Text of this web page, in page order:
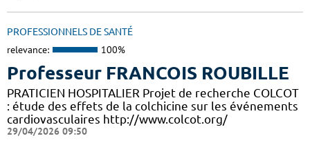
PROFESSIONNELS DE SANTÉ
relevance: 100%
Professeur FRANCOIS ROUBILLE
PRATICIEN HOSPITALIER Projet de recherche COLCOT
: étude des effets de la colchicine sur les événements
cardiovasculaires http://www.colcot.org/
29/04/2026 09:50